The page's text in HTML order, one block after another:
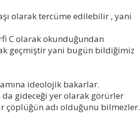
olarak tercüme edilebilir , yani
C olarak okunduğundan
geçmiştir yani bugün bildiğimiz
ideolojik bakarlar.
gideceği yer olarak görürler
çöplüğün adı olduğunu bilmezler.